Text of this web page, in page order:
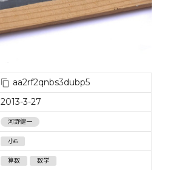
aa2rf2qnbs3dubp5
2013-3-27
河野健一
小6
算数 数学